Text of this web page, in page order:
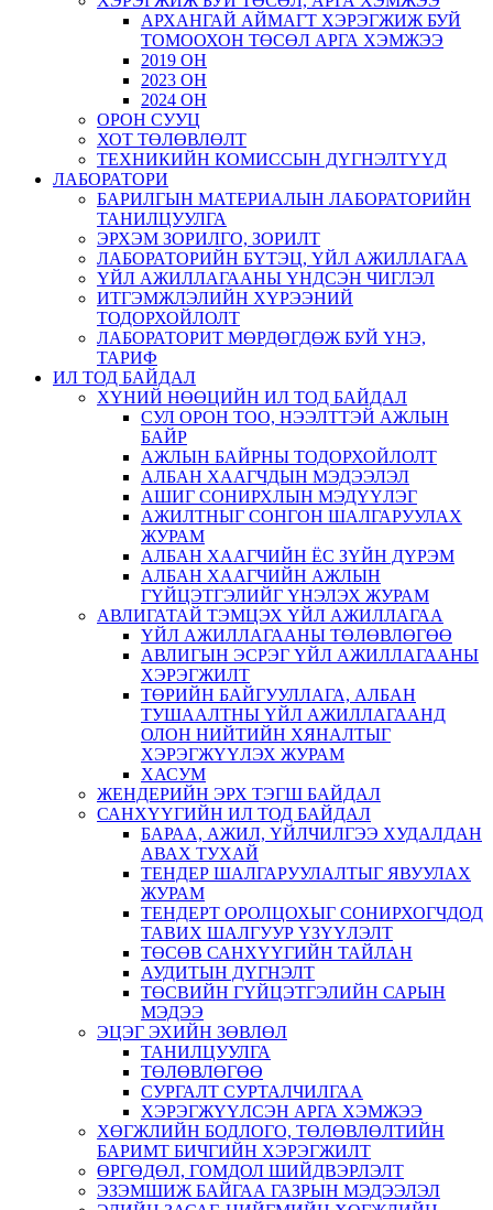
АРХАНГАЙ АЙМАГТ ХЭРЭГЖИЖ БУЙ
ТОМООХОН ТӨСӨЛ АРГА ХЭМЖЭЭ
2019 ОН
2023 ОН
2024 ОН
ОРОН СУУЦ
ХОТ ТӨЛӨВЛӨЛТ
ТЕХНИКИЙН КОМИССЫН ДҮГНЭЛТҮҮД
ЛАБОРАТОРИ
БАРИЛГЫН МАТЕРИАЛЫН ЛАБОРАТОРИЙН
ТАНИЛЦУУЛГА
ЭРХЭМ ЗОРИЛГО, ЗОРИЛТ
ЛАБОРАТОРИЙН БҮТЭЦ, ҮЙЛ АЖИЛЛАГАА
ҮЙЛ АЖИЛЛАГААНЫ ҮНДСЭН ЧИГЛЭЛ
ИТГЭМЖЛЭЛИЙН ХҮРЭЭНИЙ
ТОДОРХОЙЛОЛТ
ЛАБОРАТОРИТ МӨРДӨГДӨЖ БУЙ ҮНЭ,
ТАРИФ
ИЛ ТОД БАЙДАЛ
ХҮНИЙ НӨӨЦИЙН ИЛ ТОД БАЙДАЛ
СУЛ ОРОН ТОО, НЭЭЛТТЭЙ АЖЛЫН
БАЙР
АЖЛЫН БАЙРНЫ ТОДОРХОЙЛОЛТ
АЛБАН ХААГЧДЫН МЭДЭЭЛЭЛ
АШИГ СОНИРХЛЫН МЭДҮҮЛЭГ
АЖИЛТНЫГ СОНГОН ШАЛГАРУУЛАХ
ЖУРАМ
АЛБАН ХААГЧИЙН ЁС ЗҮЙН ДҮРЭМ
АЛБАН ХААГЧИЙН АЖЛЫН
ГҮЙЦЭТГЭЛИЙГ ҮНЭЛЭХ ЖУРАМ
АВЛИГАТАЙ ТЭМЦЭХ ҮЙЛ АЖИЛЛАГАА
ҮЙЛ АЖИЛЛАГААНЫ ТӨЛӨВЛӨГӨӨ
АВЛИГЫН ЭСРЭГ ҮЙЛ АЖИЛЛАГААНЫ
ХЭРЭГЖИЛТ
ТӨРИЙН БАЙГУУЛЛАГА, АЛБАН
ТУШААЛТНЫ ҮЙЛ АЖИЛЛАГААНД
ОЛОН НИЙТИЙН ХЯНАЛТЫГ
ХЭРЭГЖҮҮЛЭХ ЖУРАМ
ХАСУМ
ЖЕНДЕРИЙН ЭРХ ТЭГШ БАЙДАЛ
САНХҮҮГИЙН ИЛ ТОД БАЙДАЛ
БАРАА, АЖИЛ, ҮЙЛЧИЛГЭЭ ХУДАЛДАН
АВАХ ТУХАЙ
ТЕНДЕР ШАЛГАРУУЛАЛТЫГ ЯВУУЛАХ
ЖУРАМ
ТЕНДЕРТ ОРОЛЦОХЫГ СОНИРХОГЧДОД
ТАВИХ ШАЛГУУР ҮЗҮҮЛЭЛТ
ТӨСӨВ САНХҮҮГИЙН ТАЙЛАН
АУДИТЫН ДҮГНЭЛТ
ТӨСВИЙН ГҮЙЦЭТГЭЛИЙН САРЫН
МЭДЭЭ
ЭЦЭГ ЭХИЙН ЗӨВЛӨЛ
ТАНИЛЦУУЛГА
ТӨЛӨВЛӨГӨӨ
СУРГАЛТ СУРТАЛЧИЛГАА
ХЭРЭГЖҮҮЛСЭН АРГА ХЭМЖЭЭ
ХӨГЖЛИЙН БОДЛОГО, ТӨЛӨВЛӨЛТИЙН
БАРИМТ БИЧГИЙН ХЭРЭГЖИЛТ
ӨРГӨДӨЛ, ГОМДОЛ ШИЙДВЭРЛЭЛТ
ЭЗЭМШИЖ БАЙГАА ГАЗРЫН МЭДЭЭЛЭЛ